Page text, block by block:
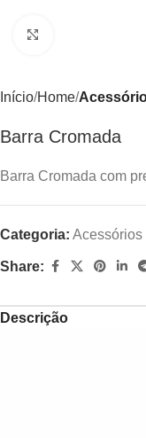
Início Home
Barra Cromada
Barra Cromada com
Categoria: Acessórios
Share:
Descrição